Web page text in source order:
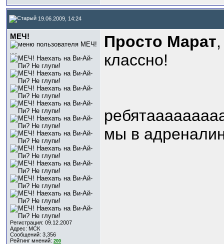
19.06.2009, 14:24
МЕЧ!
Регистрация: 09.12.2007
Адрес: МСК
Сообщений: 3,356
Рейтинг мнений: 200
Просто Марат,
классно!
мы в